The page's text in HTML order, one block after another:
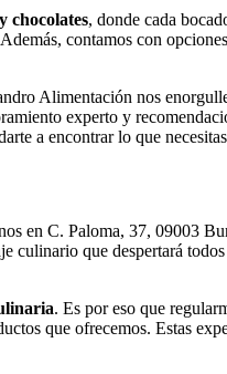
chocolates, donde cada
contamos con
Alimentación nos
experto y
a encontrar lo que
en C. Paloma, 37, 09003
que despertará
. Es por eso que
que ofrecemos. Estas